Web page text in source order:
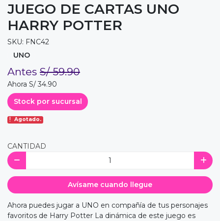
JUEGO DE CARTAS UNO
HARRY POTTER
SKU: FNC42
UNO
Antes S/ 59.90
Ahora S/ 34.90
Stock por sucursal
Agotado.
CANTIDAD
Avísame cuando llegue
Ahora puedes jugar a UNO en compañía de tus personajes
favoritos de Harry Potter La dinámica de este juego es